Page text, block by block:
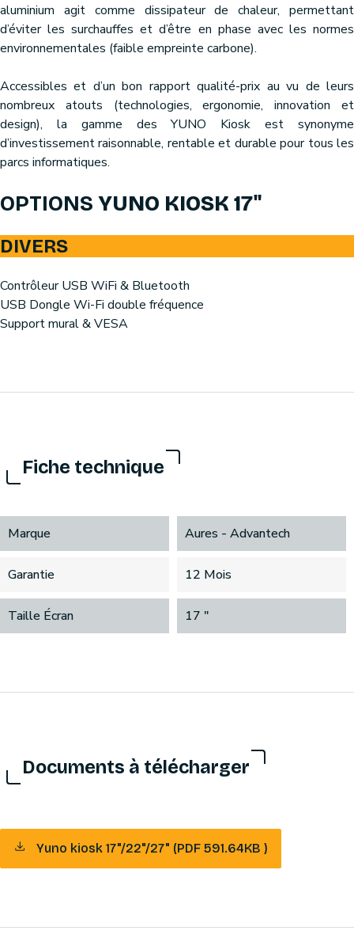
aluminium agit comme dissipateur de chaleur, permettant
d’éviter les surchauffes et d’être en phase avec les normes
environnementales (faible empreinte carbone).
Accessibles et d’un bon rapport qualité-prix au vu de leurs
nombreux atouts (technologies, ergonomie, innovation et
design), la gamme des YUNO Kiosk est synonyme
d’investissement raisonnable, rentable et durable pour tous les
parcs informatiques.
OPTIONS YUNO KIOSK 17"
DIVERS
Contrôleur USB WiFi & Bluetooth
USB Dongle Wi-Fi double fréquence
Support mural & VESA
Fiche technique
Marque Aures - Advantech
Garantie 12 Mois
Taille Écran 17 "
Documents à télécharger
Yuno kiosk 17"/22"/27" (PDF 591.64KB )